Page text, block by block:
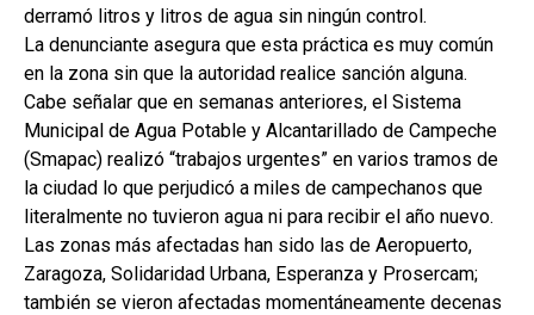
derramó litros y litros de agua sin ningún control.
La denunciante asegura que esta práctica es muy común
en la zona sin que la autoridad realice sanción alguna.
Cabe señalar que en semanas anteriores, el Sistema
Municipal de Agua Potable y Alcantarillado de Campeche
(Smapac) realizó “trabajos urgentes” en varios tramos de
la ciudad lo que perjudicó a miles de campechanos que
literalmente no tuvieron agua ni para recibir el año nuevo.
Las zonas más afectadas han sido las de Aeropuerto,
Zaragoza, Solidaridad Urbana, Esperanza y Prosercam;
también se vieron afectadas momentáneamente decenas